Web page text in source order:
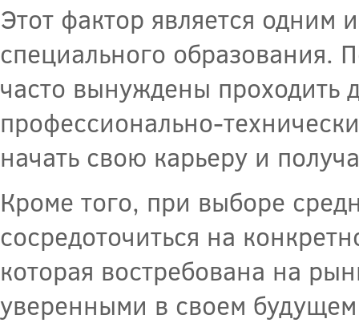
Этот фактор является
специального образования.
часто вынуждены проходить
профессионально-
начать свою карьеру и
Кроме того, при выборе
сосредоточиться на
которая востребована на
уверенными в своем